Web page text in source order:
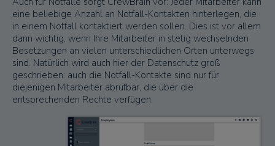
eine beliebige Anzahl an Notfall-Kontakten hinterlegen, die
in einem Notfall kontaktiert werden sollen. Dies ist vor allem
dann wichtig, wenn Ihre Mitarbeiter in stetig wechselnden
Besetzungen an vielen unterschiedlichen Orten unterwegs
sind. Natürlich wird auch hier der Datenschutz groß
geschrieben: auch die Notfall-Kontakte sind nur für
diejenigen Mitarbeiter abrufbar, die über die
entsprechenden Rechte verfügen.